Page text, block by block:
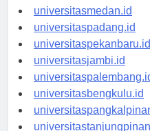
universitasaceh.id
universitasmedan.id
universitaspadang.id
universitaspekanbaru.id
universitasjambi.id
universitaspalembang.id
universitasbengkulu.id